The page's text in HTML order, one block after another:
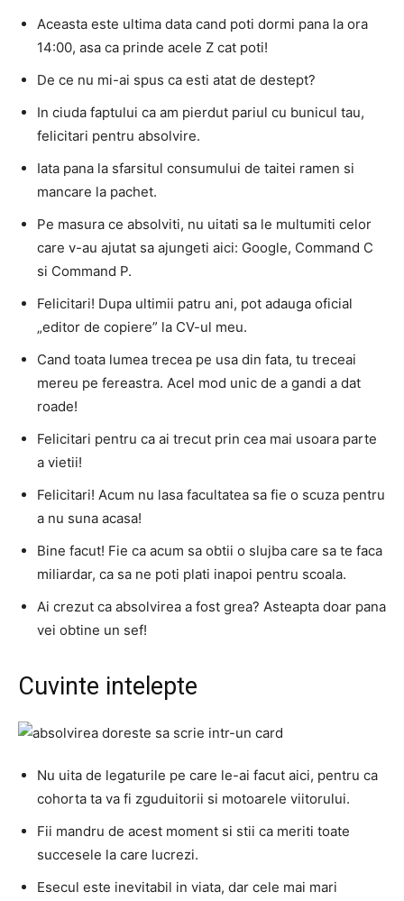
Aceasta este ultima data cand poti dormi pana la ora
14:00, asa ca prinde acele Z cat poti!
De ce nu mi-ai spus ca esti atat de destept?
In ciuda faptului ca am pierdut pariul cu bunicul tau,
felicitari pentru absolvire.
Iata pana la sfarsitul consumului de taitei ramen si
mancare la pachet.
Pe masura ce absolviti, nu uitati sa le multumiti celor
care v-au ajutat sa ajungeti aici: Google, Command C
si Command P.
Felicitari! Dupa ultimii patru ani, pot adauga oficial
„editor de copiere” la CV-ul meu.
Cand toata lumea trecea pe usa din fata, tu treceai
mereu pe fereastra. Acel mod unic de a gandi a dat
roade!
Felicitari pentru ca ai trecut prin cea mai usoara parte
a vietii!
Felicitari! Acum nu lasa facultatea sa fie o scuza pentru
a nu suna acasa!
Bine facut! Fie ca acum sa obtii o slujba care sa te faca
miliardar, ca sa ne poti plati inapoi pentru scoala.
Ai crezut ca absolvirea a fost grea? Asteapta doar pana
vei obtine un sef!
Cuvinte intelepte
Nu uita de legaturile pe care le-ai facut aici, pentru ca
cohorta ta va fi zguduitorii si motoarele viitorului.
Fii mandru de acest moment si stii ca meriti toate
succesele la care lucrezi.
Esecul este inevitabil in viata, dar cele mai mari